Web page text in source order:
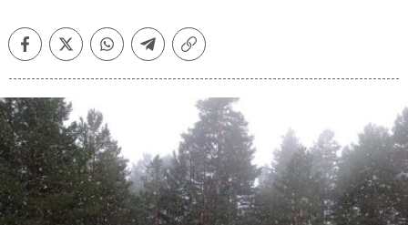
FacebookTwitterWhatsappTelegramCopiar